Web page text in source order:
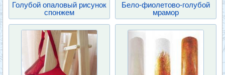
Голубой опаловый рисунок
спонжем
Бело-фиолетово-голубой
мрамор